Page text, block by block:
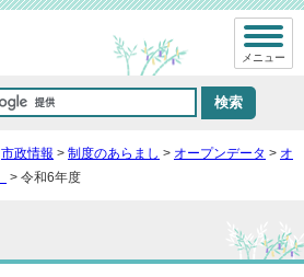
メニュー
市政情報 > 制度のあらまし > オープンデータ > オ
> 令和6年度